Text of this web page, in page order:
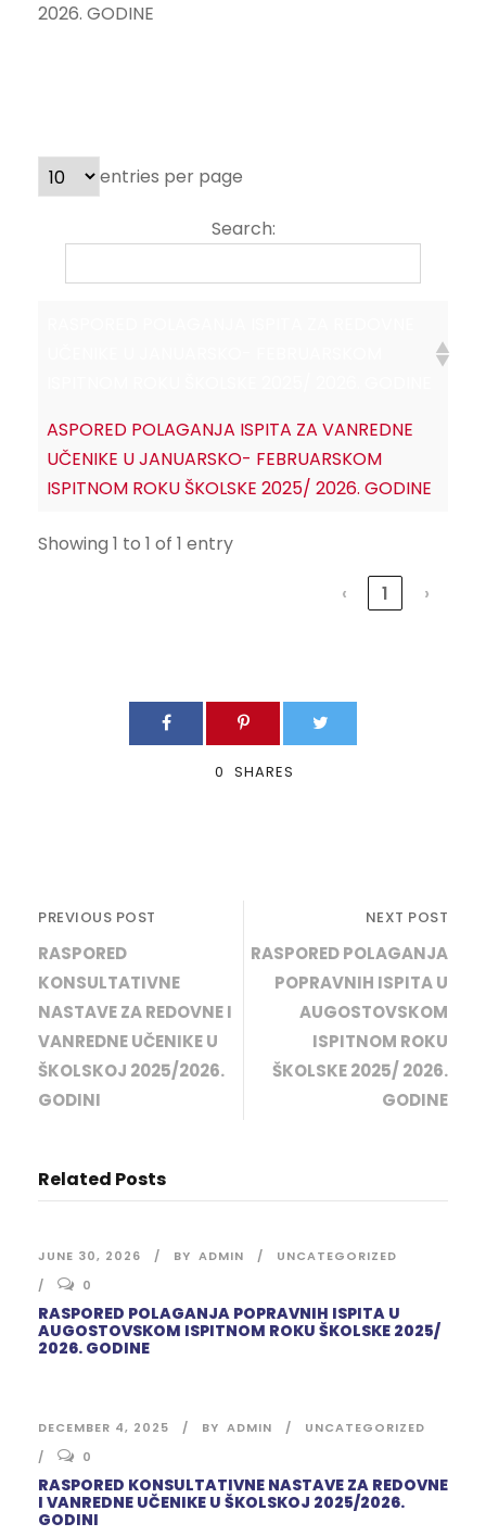
2026. GODINE
entries per page
Search:
ASPORED POLAGANJA ISPITA ZA VANREDNE
UČENIKE U JANUARSKO- FEBRUARSKOM
ISPITNOM ROKU ŠKOLSKE 2025/ 2026. GODINE
Showing 1 to 1 of 1 entry
‹
1 ›
0 SHARES
PREVIOUS POST
RASPORED
KONSULTATIVNE
NASTAVE ZA REDOVNE I
VANREDNE UČENIKE U
ŠKOLSKOJ 2025/2026.
GODINI
NEXT POST
RASPORED POLAGANJA
POPRAVNIH ISPITA U
AUGOSTOVSKOM
ISPITNOM ROKU
ŠKOLSKE 2025/ 2026.
GODINE
Related Posts
JUNE 30, 2026 BY ADMIN
UNCATEGORIZED
0
RASPORED POLAGANJA POPRAVNIH ISPITA U
AUGOSTOVSKOM ISPITNOM ROKU ŠKOLSKE 2025/
2026. GODINE
DECEMBER 4, 2025 BY ADMIN
UNCATEGORIZED
0
RASPORED KONSULTATIVNE NASTAVE ZA REDOVNE
I VANREDNE UČENIKE U ŠKOLSKOJ 2025/2026.
GODINI